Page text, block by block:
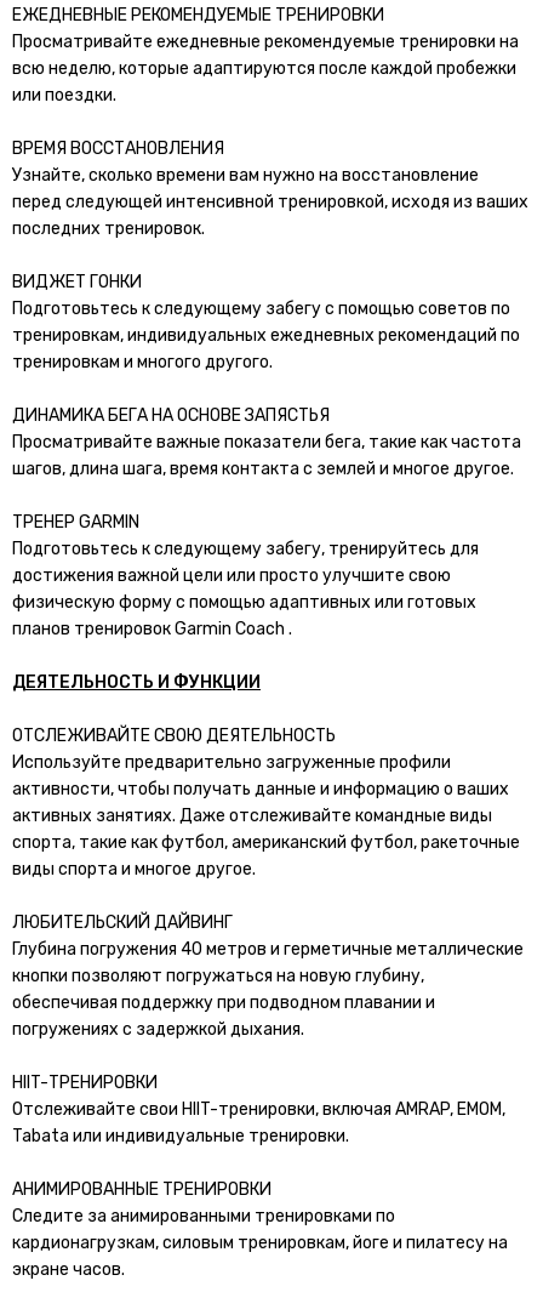
ЕЖЕДНЕВНЫЕ РЕКОМЕНДУЕМЫЕ ТРЕНИРОВКИ
Просматривайте ежедневные рекомендуемые тренировки на
всю неделю, которые адаптируются после каждой пробежки
или поездки.
ВРЕМЯ ВОССТАНОВЛЕНИЯ
Узнайте, сколько времени вам нужно на восстановление
перед следующей интенсивной тренировкой, исходя из ваших
последних тренировок.
ВИДЖЕТ ГОНКИ
Подготовьтесь к следующему забегу с помощью советов по
тренировкам, индивидуальных ежедневных рекомендаций по
тренировкам и многого другого.
ДИНАМИКА БЕГА НА ОСНОВЕ ЗАПЯСТЬЯ
Просматривайте важные показатели бега, такие как частота
шагов, длина шага, время контакта с землей и многое другое.
ТРЕНЕР GARMIN
Подготовьтесь к следующему забегу, тренируйтесь для
достижения важной цели или просто улучшите свою
физическую форму с помощью адаптивных или готовых
планов тренировок Garmin Coach .
ДЕЯТЕЛЬНОСТЬ И ФУНКЦИИ
ОТСЛЕЖИВАЙТЕ СВОЮ ДЕЯТЕЛЬНОСТЬ
Используйте предварительно загруженные профили
активности, чтобы получать данные и информацию о ваших
активных занятиях. Даже отслеживайте командные виды
спорта, такие как футбол, американский футбол, ракеточные
виды спорта и многое другое.
ЛЮБИТЕЛЬСКИЙ ДАЙВИНГ
Глубина погружения 40 метров и герметичные металлические
кнопки позволяют погружаться на новую глубину,
обеспечивая поддержку при подводном плавании и
погружениях с задержкой дыхания.
HIIT-ТРЕНИРОВКИ
Отслеживайте свои HIIT-тренировки, включая AMRAP, EMOM,
Tabata или индивидуальные тренировки.
АНИМИРОВАННЫЕ ТРЕНИРОВКИ
Следите за анимированными тренировками по
кардионагрузкам, силовым тренировкам, йоге и пилатесу на
экране часов.